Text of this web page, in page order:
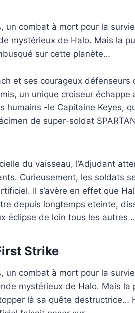
un combat à mort pour la survie
mystérieux de Halo. Mais la
sur cette planète…
et ses courageux défenseurs
un unique croiseur échappe
humains -le Capitaine Keyes,
de super-soldat
du vaisseau, l’Adjudant
Curieusement, les soldats
Il s’avère en effet que
depuis longtemps eteinte,
éclipse de loin tous les autres
Strike
un combat à mort pour la survie
mystérieux de Halo. Mais la
là sa quête destructrice…